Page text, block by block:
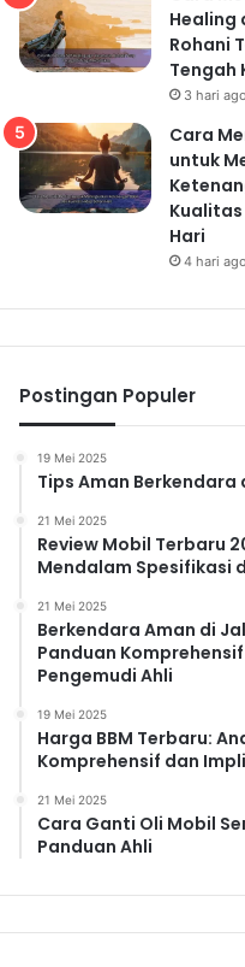
Healing
Rohani
Tengah
3 hari ago
Cara
untuk
Hari
4 hari ago
Postingan Populer
19 Mei 2025
Tips Aman Berkendara
21 Mei 2025
Review Mobil Terbaru
Mendalam Spesifikasi
21 Mei 2025
Berkendara Aman di
Panduan
Pengemudi Ahli
19 Mei 2025
Harga BBM Terbaru:
Komprehensif dan
21 Mei 2025
Cara Ganti Oli Mobil
Panduan Ahli